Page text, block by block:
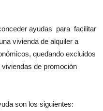
ayudas para facilitar
vivienda de alquiler a
quedando excluidos
de promoción
son los siguientes: